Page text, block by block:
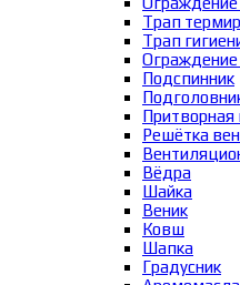
Трап
Трап
Ограждение
Подспинник
Притворная
Решётка
Вёдра
Шайка
Веник
Ковш
Шапка
Градусник